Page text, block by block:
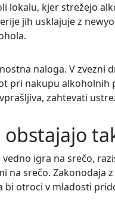
lokalu, kjer strežejo
jih usklajuje z
naloga. V zvezni
pri nakupu alkoholnih
zahtevati
igra na srečo,
na srečo. Zakonodaja
otroci v mladosti